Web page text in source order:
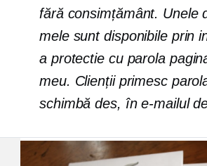
fără consimțământ. Unele
mele sunt disponibile prin
a protectie cu parola
meu. Clienții primesc
schimbă des, în e-mailul